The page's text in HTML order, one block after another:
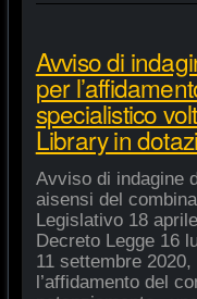
Avviso di
per
specialistico
Library in
Avviso di indagine
aisensi del
Legislativo 18
Decreto Legge 16
11 settembre
l’affidamento del